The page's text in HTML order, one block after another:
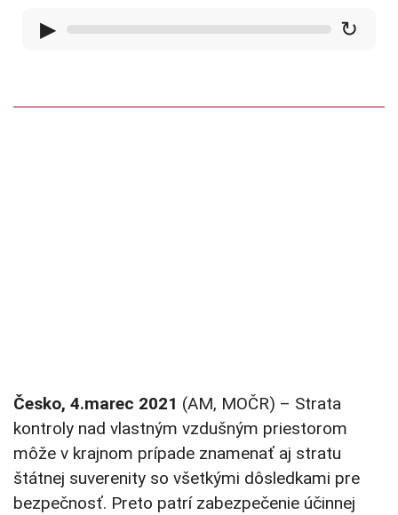
▶ ↻
Česko, 4.marec 2021 (AM, MOČR) – Strata
kontroly nad vlastným vzdušným priestorom
môže v krajnom prípade znamenať aj stratu
štátnej suverenity so všetkými dôsledkami pre
bezpečnosť. Preto patrí zabezpečenie účinnej